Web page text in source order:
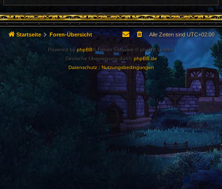
Startseite Foren-Übersicht Alle Zeiten sindUTC+02:00
Powered byphpBB® Forum Software © phpBB Limited
Deutsche Übersetzung durch phpBB.de
Datenschutz| Nutzungsbedingungen